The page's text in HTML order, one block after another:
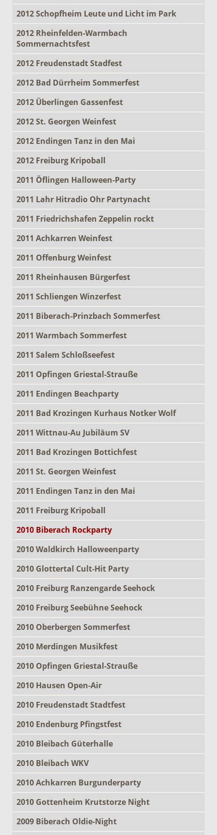
2012 Schopfheim Leute und Licht im Park
2012 Rheinfelden-Warmbach
Sommernachtsfest
2012 Freudenstadt Stadfest
2012 Bad Dürrheim Sommerfest
2012 Überlingen Gassenfest
2012 St. Georgen Weinfest
2012 Endingen Tanz in den Mai
2012 Freiburg Kripoball
2011 Öflingen Halloween-Party
2011 Lahr Hitradio Ohr Partynacht
2011 Friedrichshafen Zeppelin rockt
2011 Achkarren Weinfest
2011 Offenburg Weinfest
2011 Rheinhausen Bürgerfest
2011 Schliengen Winzerfest
2011 Biberach-Prinzbach Sommerfest
2011 Warmbach Sommerfest
2011 Salem Schloßseefest
2011 Opfingen Griestal-Strauße
2011 Endingen Beachparty
2011 Bad Krozingen Kurhaus Notker Wolf
2011 Wittnau-Au Jubiläum SV
2011 Bad Krozingen Bottichfest
2011 St. Georgen Weinfest
2011 Endingen Tanz in den Mai
2011 Freiburg Kripoball
2010 Biberach Rockparty
2010 Waldkirch Halloweenparty
2010 Glottertal Cult-Hit Party
2010 Freiburg Ranzengarde Seehock
2010 Freiburg Seebühne Seehock
2010 Oberbergen Sommerfest
2010 Merdingen Musikfest
2010 Opfingen Griestal-Strauße
2010 Hausen Open-Air
2010 Freudenstadt Stadtfest
2010 Endenburg Pfingstfest
2010 Bleibach Güterhalle
2010 Bleibach WKV
2010 Achkarren Burgunderparty
2010 Gottenheim Krutstorze Night
2009 Biberach Oldie-Night